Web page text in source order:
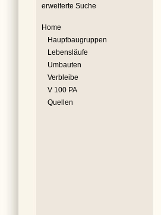
erweiterte Suche
Home
Hauptbaugruppen
Lebensläufe
Umbauten
Verbleibe
V 100 PA
Quellen